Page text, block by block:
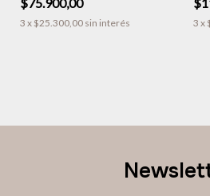
$75.900,00
3 x $25.300,00 sin interés 3 x